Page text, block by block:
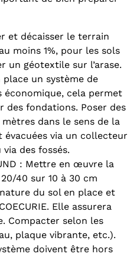
et décaisser le terrain
moins 1%, pour les sols
un géotextile sur l’arase.
un système de
économique, cela permet
des fondations. Poser des
dans le sens de la
évacuées via un collecteur
des fossés.
: Mettre en œuvre la
40 sur 10 à 30 cm
du sol en place et
Elle assurera
Compacter selon les
plaque vibrante, etc.).
doivent être hors